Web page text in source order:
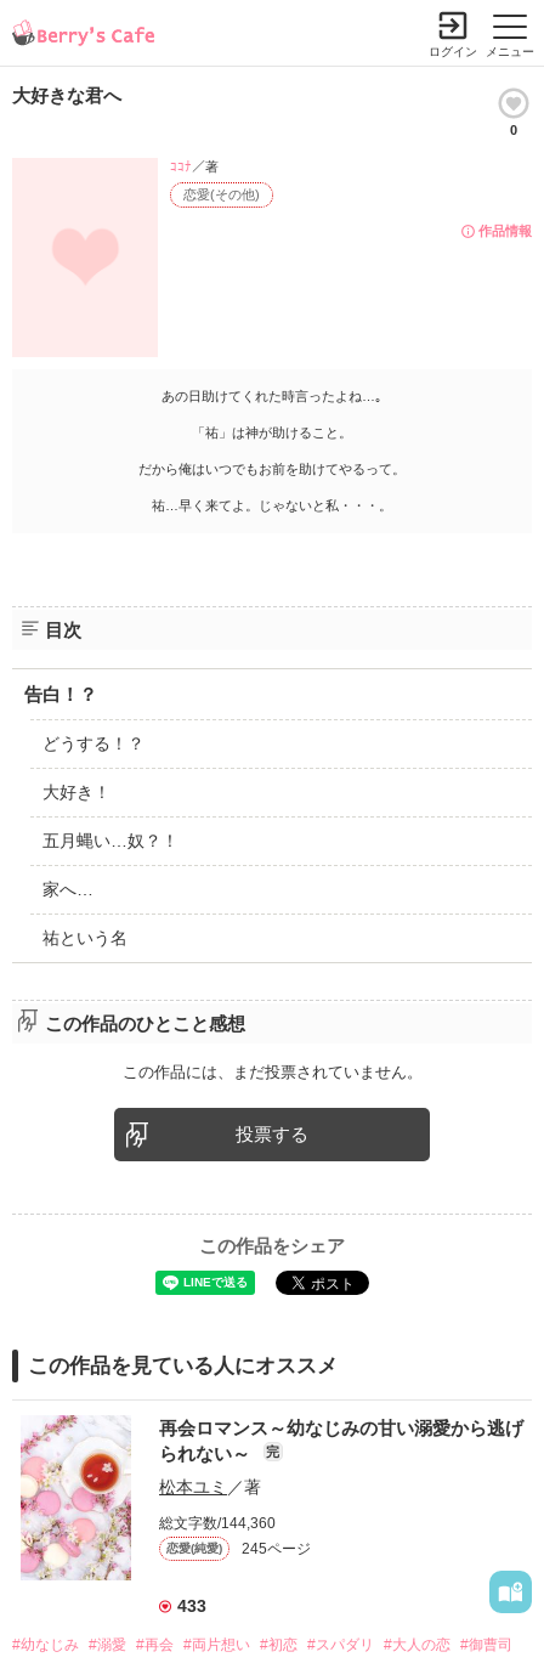
メニュー
ログイン
大好きな君へ
0
作品情報
恋愛(その他)
ｺｺﾅ ／著
あの日助けてくれた時言ったよね…｡
「祐」は神が助けること。
だから俺はいつでもお前を助けてやるって。
祐…早く来てよ。じゃないと私・・・。
目次
告白！？
どうする！？
大好き！
五月蝿い…奴？！
家へ…
祐という名
この作品のひとこと感想
この作品には、まだ投票されていません。
投票する
この作品をシェア
この作品を見ている人にオススメ
再会ロマンス～幼なじみの甘い溺愛から逃げ
られない～
完
松本ユミ ／著
総文字数/144,360
恋愛(純愛) 245ページ
433
#幼なじみ #溺愛 #再会 #両片想い #初恋 #スパダリ #大人の恋 #御曹司